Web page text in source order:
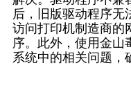
后，旧版驱动程序无
访问打印机制造商的
序。此外，使用金山
系统中的相关问题，